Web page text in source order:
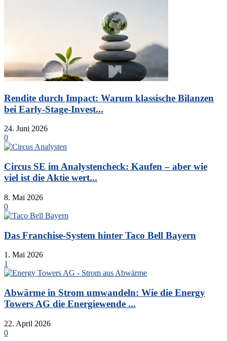
Rendite durch Impact: Warum klassische Bilanzen
bei Early-Stage-Invest...
24. Juni 2026
0
Circus SE im Analystencheck: Kaufen – aber wie
viel ist die Aktie wert...
8. Mai 2026
0
Das Franchise-System hinter Taco Bell Bayern
1. Mai 2026
1
Abwärme in Strom umwandeln: Wie die Energy
Towers AG die Energiewende ...
22. April 2026
0